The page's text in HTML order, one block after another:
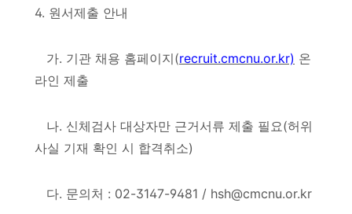
4. 원서제출 안내
가. 기관 채용 홈페이지(recruit.cmcnu.or.kr) 온
라인 제출
나. 신체검사 대상자만 근거서류 제출 필요(허위
사실 기재 확인 시 합격취소)
다. 문의처 : 02-3147-9481 / hsh@cmcnu.or.kr